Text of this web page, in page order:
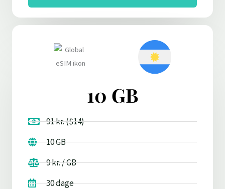
10 GB
91 kr. ($14)
10 GB
9 kr. / GB
30 dage